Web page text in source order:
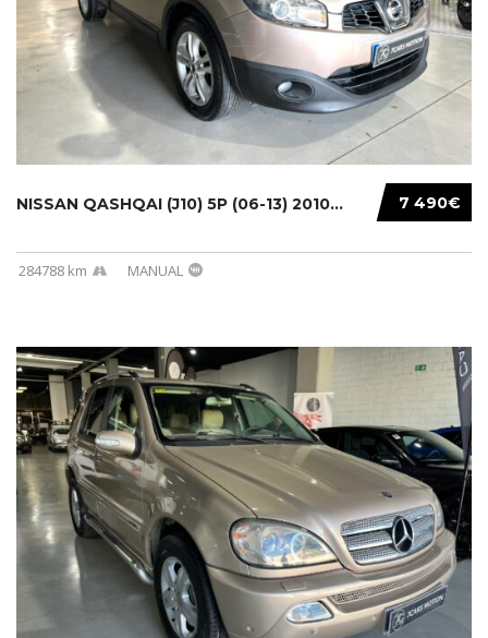
7 490€
NISSAN QASHQAI (J10) 5P (06-13) 2010...
284788 km MANUAL